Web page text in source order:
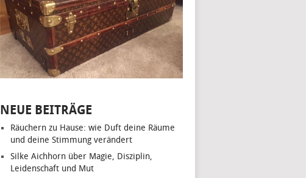
NEUE BEITRÄGE
Räuchern zu Hause: wie Duft deine Räume
und deine Stimmung verändert
Silke Aichhorn über Magie, Disziplin,
Leidenschaft und Mut